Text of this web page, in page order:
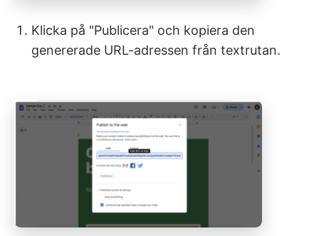
Klicka på "Publicera" och kopiera den
genererade URL-adressen från textrutan.